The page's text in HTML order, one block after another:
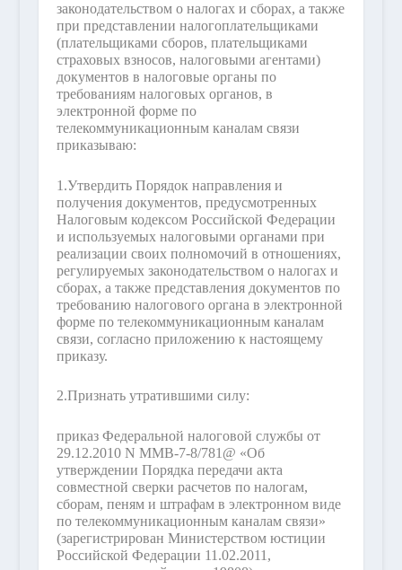
законодательством о налогах и сборах, а также
при представлении налогоплательщиками
(плательщиками сборов, плательщиками
страховых взносов, налоговыми агентами)
документов в налоговые органы по
требованиям налоговых органов, в
электронной форме по
телекоммуникационным каналам связи
приказываю:
1.Утвердить Порядок направления и
получения документов, предусмотренных
Налоговым кодексом Российской Федерации
и используемых налоговыми органами при
реализации своих полномочий в отношениях,
регулируемых законодательством о налогах и
сборах, а также представления документов по
требованию налогового органа в электронной
форме по телекоммуникационным каналам
связи, согласно приложению к настоящему
приказу.
2.Признать утратившими силу:
приказ Федеральной налоговой службы от
29.12.2010 N ММВ-7-8/781@ «Об
утверждении Порядка передачи акта
совместной сверки расчетов по налогам,
сборам, пеням и штрафам в электронном виде
по телекоммуникационным каналам связи»
(зарегистрирован Министерством юстиции
Российской Федерации 11.02.2011,